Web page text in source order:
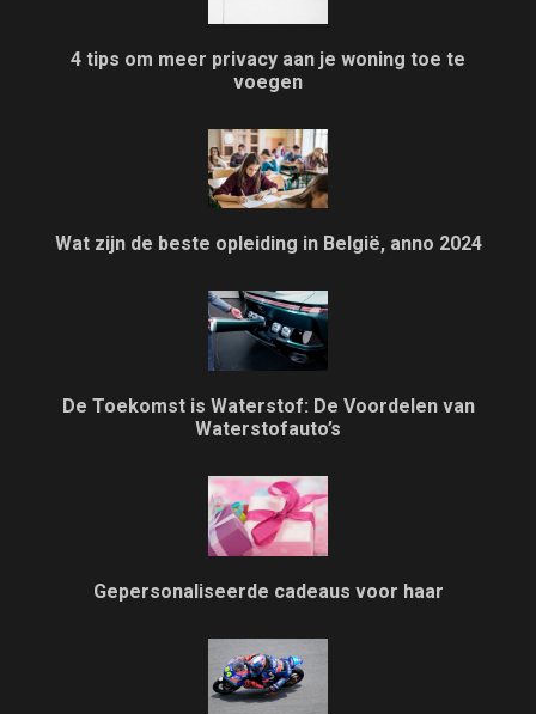
4 tips om meer privacy aan je woning toe te
voegen
Wat zijn de beste opleiding in België, anno 2024
De Toekomst is Waterstof: De Voordelen van
Waterstofauto’s
Gepersonaliseerde cadeaus voor haar